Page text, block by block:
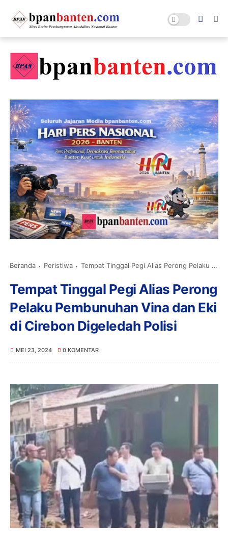
Beranda Peristiwa Tempat Tinggal Pegi Alias Perong Pelaku Pembunuhan Vina dan Eki di Cirebon Digeledah Polisi
Tempat Tinggal Pegi Alias Perong
Pelaku Pembunuhan Vina dan Eki
di Cirebon Digeledah Polisi
MEI 23, 2024 0 KOMENTAR